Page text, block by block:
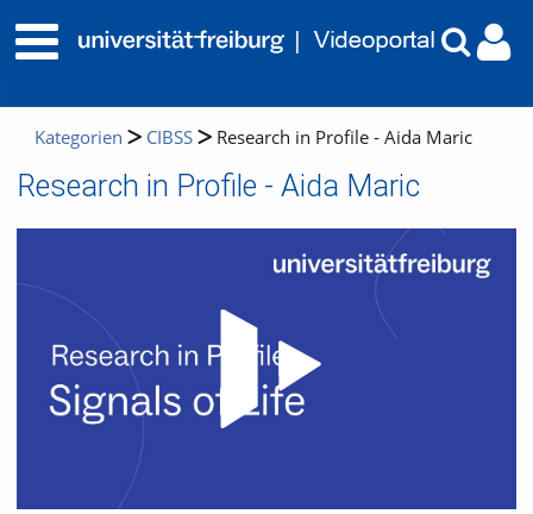
Kategorien CIBSS Research in Profile - Aida Maric
Research in Profile - Aida Maric